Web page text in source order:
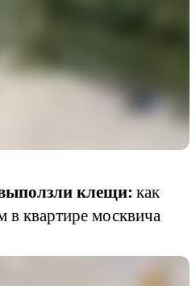
клещи: как
в квартире москвича